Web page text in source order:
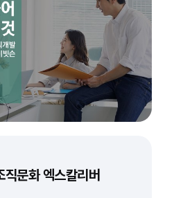
문화 엑스칼리버